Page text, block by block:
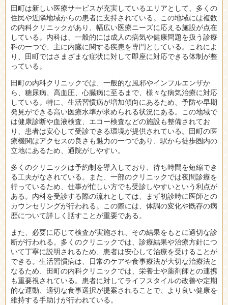
田町は新しい医療サービスが充実しているエリアとして、多くの
住民や近隣地域からの患者に支持されている。
この地域には複数
の内科クリニックがあり、幅広い医療ニーズに応える施設が点在
している。内科は、一般的には成人の病気や健康問題を扱う診療
科の一つで、主に内臓に関する疾患を専門としている。これによ
り、田町ではさまざまな症状に対して即座に対応できる体制が整
っている。
田町の内科クリニックでは、一般的な風邪やインフルエンザか
ら、糖尿病、高血圧、心臓病に至るまで、様々な病気治療に対応
している。特に、生活習慣病が増加傾向にあるため、予防や早期
発見ができる高い医療水準が求められる状況にある。この地域で
は健康診断や血液検査、エコー検査などの施設も整備されてお
り、患者は安心して受診できる環境が提供されている。田町の医
療機関はアクセスの良さも魅力の一つであり、駅から徒歩圏内の
立地にあるため、通院がしやすい。
多くのクリニックは予約制を導入しており、待ち時間を短縮でき
る工夫がなされている。また、一部のクリニックでは夜間診療を
行っているため、仕事が忙しい方でも受診しやすいという利点が
ある。内科を受診する際の流れとしては、まず初診時に医師との
カウンセリングが行われる。この際には、体調の変化や既存の病
歴について詳しく話すことが重要である。
また、必要に応じて検査が実施され、その結果をもとに適切な診
断が行われる。多くのクリニックでは、診療結果や治療方針につ
いて丁寧に説明されるため、患者は安心して治療を受けることが
できる。生活習慣病は、日常のケアや食事療法が大切な治療法と
なるため、田町の内科クリニックでは、栄養士や薬剤師との連携
も重要視されている。患者に対してライフスタイルの改善や定期
的な運動、適切な食事選択が提案されることで、より良い健康を
維持する手助けが行われている。